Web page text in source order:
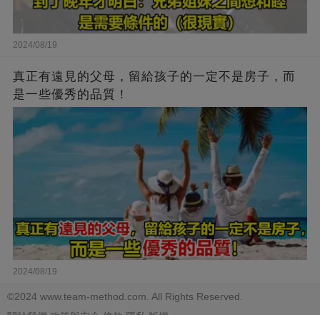
2024/08/19
真正有遠見的父母，留給孩子的一定不是房子，而
是一些優秀的品質！
2024/08/19
©2024 www.team-method.com. All Rights Reserved.